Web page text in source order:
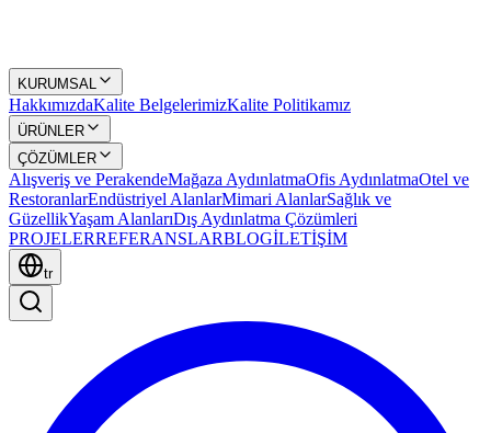
KURUMSAL
HakkımızdaKalite BelgelerimizKalite Politikamız
ÜRÜNLER
ÇÖZÜMLER
Alışveriş ve PerakendeMağaza AydınlatmaOfis AydınlatmaOtel ve
RestoranlarEndüstriyel AlanlarMimari AlanlarSağlık ve
GüzellikYaşam AlanlarıDış Aydınlatma Çözümleri
PROJELERREFERANSLARBLOGİLETİŞİM
tr